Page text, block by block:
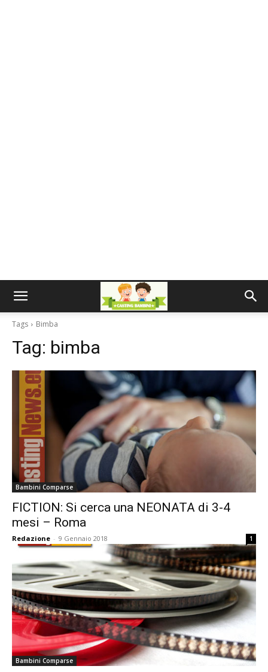
Tags Bimba
Tag: bimba
Bambini Comparse
FICTION: Si cerca una NEONATA di 3-4
mesi – Roma
Redazione - 9 Gennaio 2018 1
Bambini Comparse